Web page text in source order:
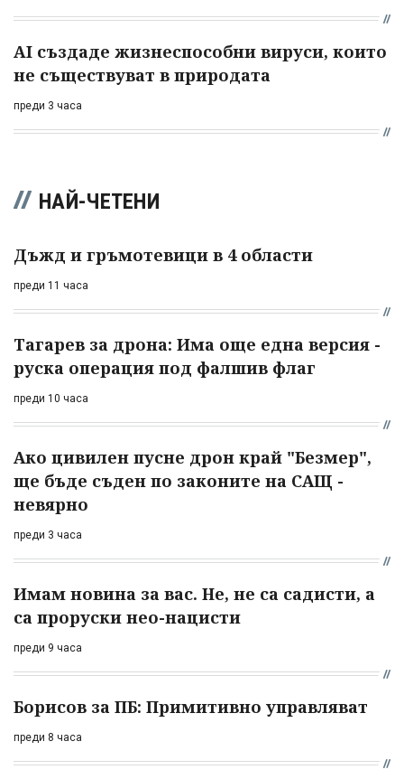
AI създаде жизнеспособни вируси, които
не съществуват в природата
преди 3 часа
НАЙ-ЧЕТЕНИ
Дъжд и гръмотевици в 4 области
преди 11 часа
Тагарев за дрона: Има още една версия -
руска операция под фалшив флаг
преди 10 часа
Ако цивилен пусне дрон край "Безмер",
ще бъде съден по законите на САЩ -
невярно
преди 3 часа
Имам новина за вас. Не, не са садисти, а
са проруски нео-нацисти
преди 9 часа
Борисов за ПБ: Примитивно управляват
преди 8 часа